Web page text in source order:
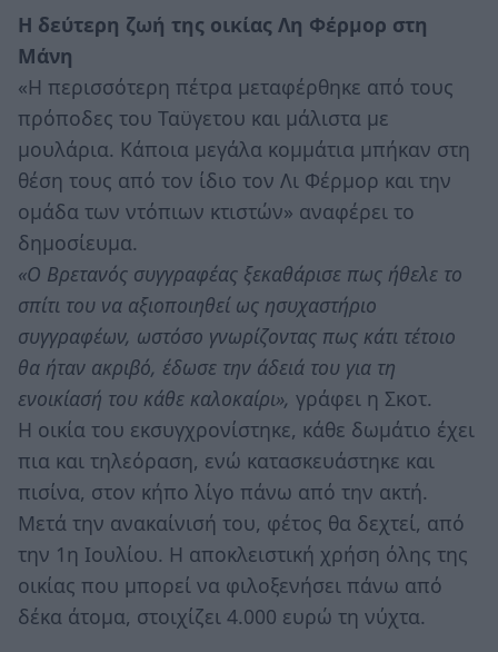
Η δεύτερη ζωή της οικίας Λη Φέρμορ στη
Μάνη
«Η περισσότερη πέτρα μεταφέρθηκε από τους
πρόποδες του Ταϋγετου και μάλιστα με
μουλάρια. Κάποια μεγάλα κομμάτια μπήκαν στη
θέση τους από τον ίδιο τον Λι Φέρμορ και την
ομάδα των ντόπιων κτιστών» αναφέρει το
δημοσίευμα.
«Ο Βρετανός συγγραφέας ξεκαθάρισε πως ήθελε το
σπίτι του να αξιοποιηθεί ως ησυχαστήριο
συγγραφέων, ωστόσο γνωρίζοντας πως κάτι τέτοιο
θα ήταν ακριβό, έδωσε την άδειά του για τη
ενοικίασή του κάθε καλοκαίρι», γράφει η Σκοτ.
Η οικία του εκσυγχρονίστηκε, κάθε δωμάτιο έχει
πια και τηλεόραση, ενώ κατασκευάστηκε και
πισίνα, στον κήπο λίγο πάνω από την ακτή.
Μετά την ανακαίνισή του, φέτος θα δεχτεί, από
την 1η Ιουλίου. Η αποκλειστική χρήση όλης της
οικίας που μπορεί να φιλοξενήσει πάνω από
δέκα άτομα, στοιχίζει 4.000 ευρώ τη νύχτα.